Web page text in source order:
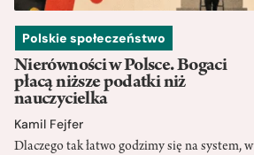
Polskie społeczeństwo
Nierówności w Polsce. Bogaci
płacą niższe podatki niż
nauczycielka
Kamil Fejfer
Dlaczego tak łatwo godzimy się na system, w